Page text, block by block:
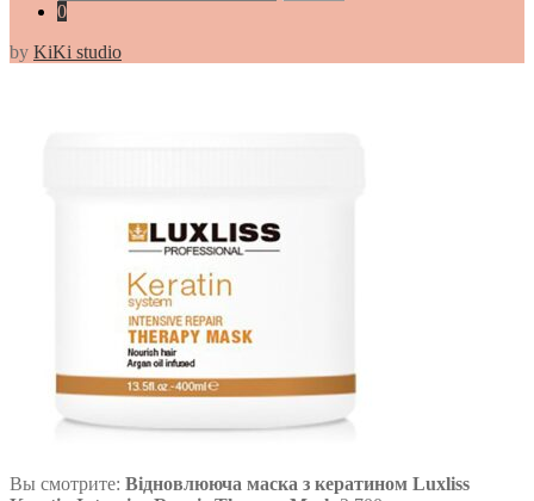
0
by KiKi studio
Вы смотрите: Відновлююча маска з кератином Luxliss